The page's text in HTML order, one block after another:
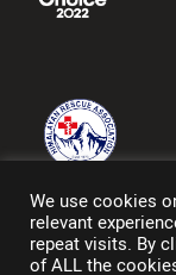
We use cookies
relevant
repeat visits. By
of ALL the